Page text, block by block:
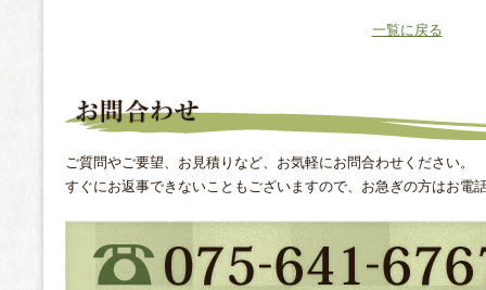
一覧に戻る
ご質問やご要望、お見積りなど、お気軽にお問合わせください。
すぐにお返事できないこともございますので、お急ぎの方はお電